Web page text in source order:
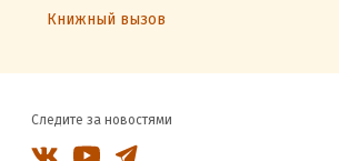
Книжный вызов
Следите за новостями